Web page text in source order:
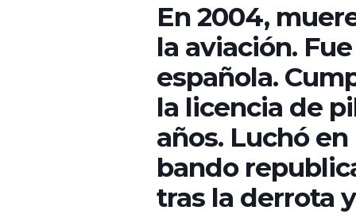
En 2004,
la aviación.
española.
la licencia de
años. Luchó
bando
tras la derrota